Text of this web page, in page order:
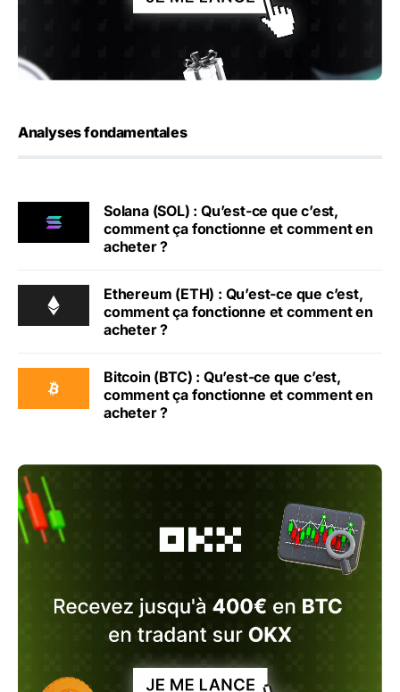
Analyses fondamentales
Solana (SOL) : Qu’est-ce que c’est,
comment ça fonctionne et comment en
acheter ?
Ethereum (ETH) : Qu’est-ce que c’est,
comment ça fonctionne et comment en
acheter ?
Bitcoin (BTC) : Qu’est-ce que c’est,
comment ça fonctionne et comment en
acheter ?